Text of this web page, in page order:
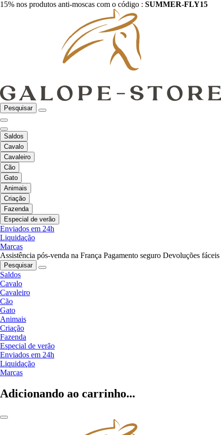
15% nos produtos anti-moscas com o código : SUMMER-FLY15
Pesquisar
Saldos
Cavalo
Cavaleiro
Cão
Gato
Animais
Criação
Fazenda
Especial de verão
Enviados em 24h
Liquidação
Marcas
Assistência pós-venda na França Pagamento seguro Devoluções fáceis
Pesquisar
Saldos
Cavalo
Cavaleiro
Cão
Gato
Animais
Criação
Fazenda
Especial de verão
Enviados em 24h
Liquidação
Marcas
Adicionando ao carrinho...